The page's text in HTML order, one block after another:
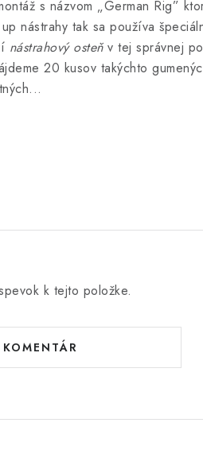
s názvom „German Rig”
nástrahy tak sa používa
nástrahový osteňv tej správnej
20 kusov takýchto
k tejto položke.